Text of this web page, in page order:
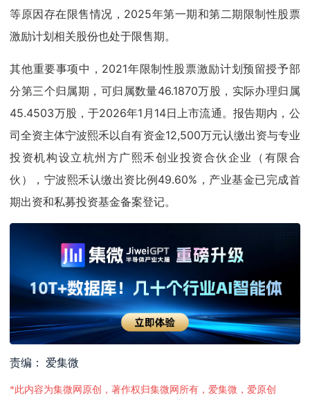
等原因存在限售情况，2025年第一期和第二期限制性股票
激励计划相关股份也处于限售期。
其他重要事项中，2021年限制性股票激励计划预留授予部
分第三个归属期，可归属数量46.1870万股，实际办理归属
45.4503万股，于2026年1月14日上市流通。报告期内，公
司全资主体宁波熙禾以自有资金12,500万元认缴出资与专业
投资机构设立杭州方广熙禾创业投资合伙企业（有限合
伙），宁波熙禾认缴出资比例49.60%，产业基金已完成首
期出资和私募投资基金备案登记。
责编： 爱集微
*此内容为集微网原创，著作权归集微网所有，爱集微，爱原创